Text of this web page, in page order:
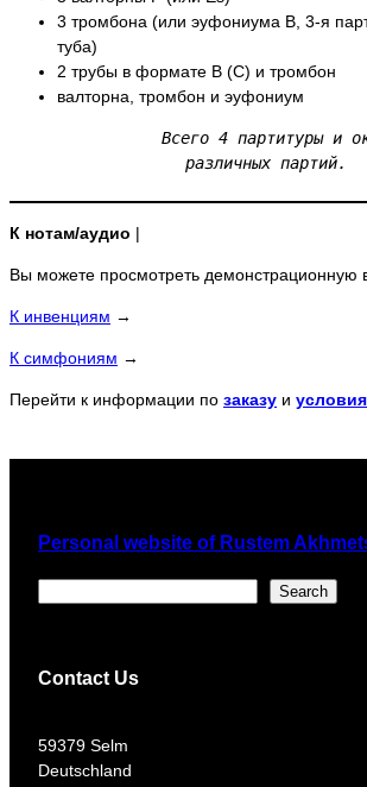
3 тромбона (или эуфониумa B, 3-я
туба)
2 трубы в формате B (C) и тромбон
валторна, тромбон и эуфониум
Всего 4 партитуры и
различных партий.
К нотам/аудио |
Вы можете просмотреть демонстрационную
К инвенциям →
К симфониям →
Перейти к информации по заказу и
Personal website of Rustem
Search
Contact Us
​59379 Selm
Deutschland